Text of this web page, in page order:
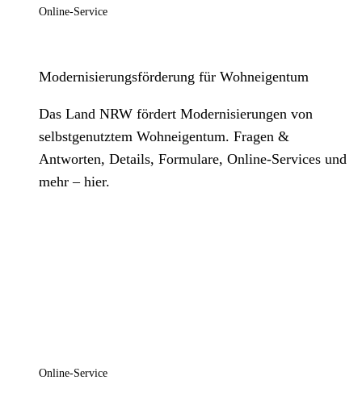
Online-Service
Modernisierungsförderung für Wohneigentum
Das Land NRW fördert Modernisierungen von
selbstgenutztem Wohneigentum. Fragen &
Antworten, Details, Formulare, Online-Services und
mehr – hier.
Online-Service